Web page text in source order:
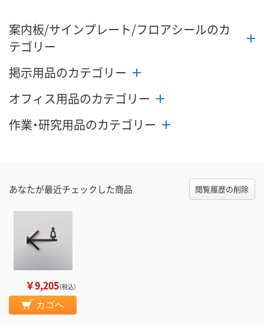
案内板/サインプレート/フロアシールのカ
テゴリー
掲示用品のカテゴリー
オフィス用品のカテゴリー
作業・研究用品のカテゴリー
あなたが最近チェックした商品 閲覧履歴の削除
￥9,205（税込）
カゴへ